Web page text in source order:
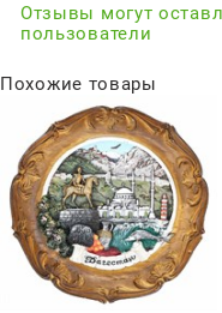
Отзывы могут
пользователи
Похожие товары